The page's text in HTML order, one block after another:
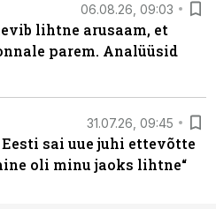
06.08.26, 09:03
lihtne arusaam, et
parem. Analüüsid
31.07.26, 09:45
sai uue juhi ettevõtte
oli minu jaoks lihtne“